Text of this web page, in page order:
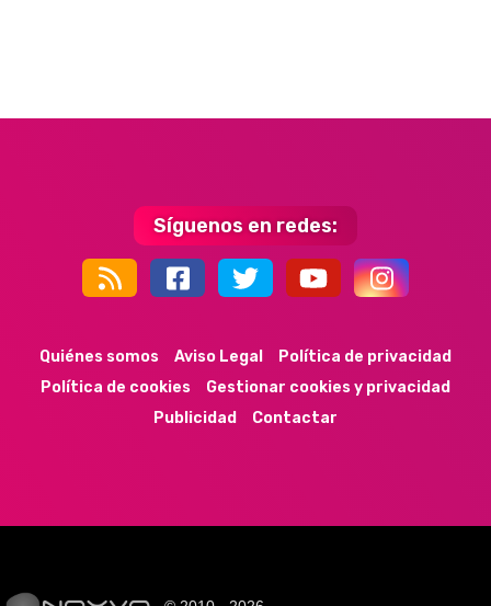
Síguenos en redes:
44k 9k 35k 352
Quiénes somos Aviso Legal
Política de privacidad
Política de cookies
Gestionar cookies y privacidad
Publicidad
Contactar